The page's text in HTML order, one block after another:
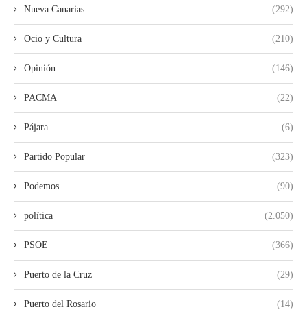
Nueva Canarias (292)
Ocio y Cultura (210)
Opinión (146)
PACMA (22)
Pájara (6)
Partido Popular (323)
Podemos (90)
política (2.050)
PSOE (366)
Puerto de la Cruz (29)
Puerto del Rosario (14)